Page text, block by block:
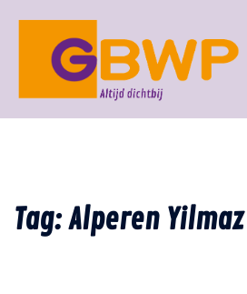
Tag:Alperen Yilmaz